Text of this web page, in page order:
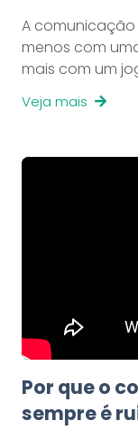
A
menos com
mais com um
Veja mais
Por que o
sempre é